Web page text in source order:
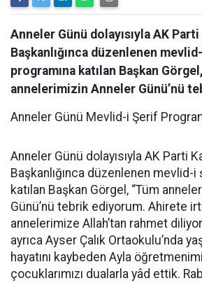
Anneler Günü dolayısıyla AK Parti
Başkanlığınca düzenlenen
programına katılan Başkan
annelerimizin Anneler Günü’nü
Anneler Günü Mevlid-i Şerif
Anneler Günü dolayısıyla AK Parti
Başkanlığınca düzenlenen mevlid-
katılan Başkan Görgel, “Tüm
Günü’nü tebrik ediyorum. Ahirete
annelerimize Allah’tan rahmet
ayrıca Ayser Çalık Ortaokulu’nda
hayatını kaybeden Ayla
çocuklarımızı dualarla yâd ettik.